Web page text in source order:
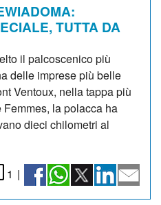
TUTTA DA
il palcoscenico più
delle imprese più belle
Ventoux, nella tappa più
la polacca ha
dieci chilometri al
1 |